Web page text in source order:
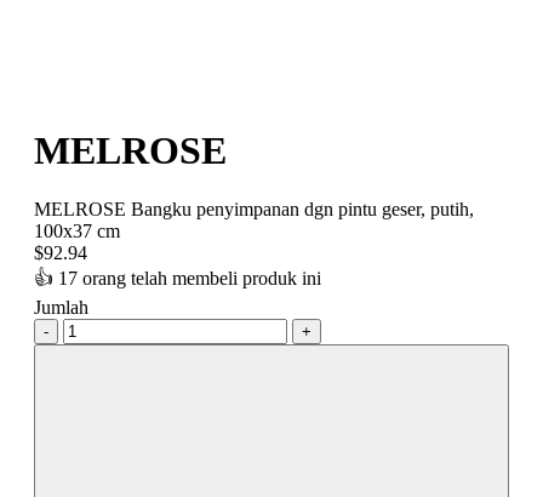
MELROSE
MELROSE Bangku penyimpanan dgn pintu geser, putih,
100x37 cm
$92.94
👍 17 orang telah membeli produk ini
Jumlah
- +